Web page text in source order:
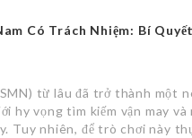
Có Trách Nhiệm: Bí
từ lâu đã trở thành
hy vọng tìm kiếm vận may
Tuy nhiên, để trò chơi này